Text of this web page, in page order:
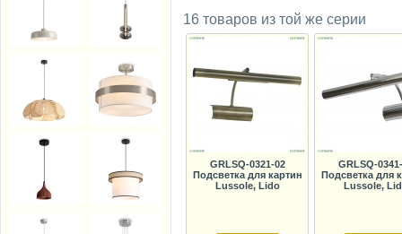
16 товаров из той же серии
GRLSQ-0321-02
Подсветка для картин
Lussole, Lido
GRLSQ-
Подсветка для
Lussole,